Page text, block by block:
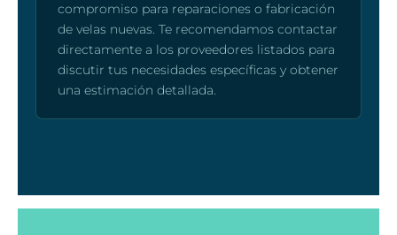
compromiso para reparaciones o fabricación
de velas nuevas. Te recomendamos contactar
directamente a los proveedores listados para
discutir tus necesidades específicas y obtener
una estimación detallada.